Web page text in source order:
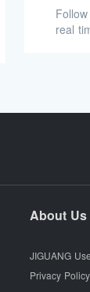
real
About Us
JIGUANG
Privacy Policy